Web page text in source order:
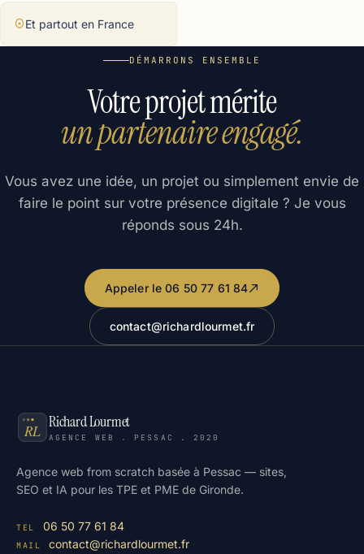
Et partout en France
DÉMARRONS ENSEMBLE
Votre projet mérite
un partenaire engagé.
Vous avez une idée, un projet ou simplement envie de
faire le point sur votre présence digitale ? Je vous
réponds sous 24h.
Appeler le 06 50 77 61 84
contact@richardlourmet.fr
Richard Lourmet
AGENCE WEB . PESSAC . 2020
Agence web from scratch basée à Pessac — sites,
SEO et IA pour les TPE et PME de Gironde.
TEL 06 50 77 61 84
MAIL contact@richardlourmet.fr